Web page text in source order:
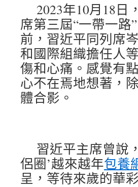
2023年10月18
席第三屆“一帶一路
前，習近平同列席
和國際組織擔任人
傷和心痛。感覺有
心不在焉地想著，
體合影。
習近平主席曾說
侶圈’越來越年包養
呈，等待來歲的華